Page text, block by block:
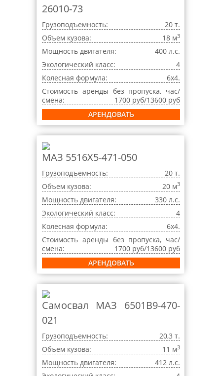
26010-73
Грузоподъемность:
20 т.
Объем кузова:
18 м3
Мощность двигателя:
400 л.с.
Экологический класс:
4
Колесная формула:
6x4.
Стоимость аренды без пропуска, час/
смена:
1700 руб/13600 руб
АРЕНДОВАТЬ
МАЗ 5516X5-471-050
Грузоподъемность:
20 т.
Объем кузова:
20 м3
Мощность двигателя:
330 л.с.
Экологический класс:
4
Колесная формула:
6x4.
Стоимость аренды без пропуска, час/
смена:
1700 руб/13600 руб
АРЕНДОВАТЬ
Самосвал МАЗ 6501B9-470-
021
Грузоподъемность:
20,3 т.
Объем кузова:
11 м3
Мощность двигателя:
412 л.с.